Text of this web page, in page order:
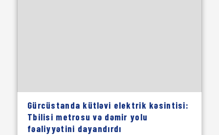
Gürcüstanda kütləvi elektrik kəsintisi:
Tbilisi metrosu və dəmir yolu
fəaliyyətini dayandırdı